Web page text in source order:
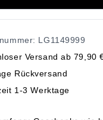
LG1149999
Versand ab 79,90
Rückversand
1-3 Werktage